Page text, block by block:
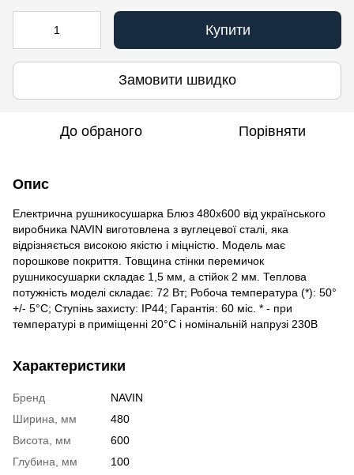
Купити
Замовити швидко
До обраного Порівняти
Опис
Електрична рушникосушарка Блюз 480х600 від українського
виробника NAVIN виготовлена з вуглецевої сталі, яка
відрізняється високою якістю і міцністю. Модель має
порошкове покриття. Товщина стінки перемичок
рушникосушарки складає 1,5 мм, а стійок 2 мм. Теплова
потужність моделі складає: 72 Вт; Робоча температура (*): 50°
+/- 5°C; Ступінь захисту: IP44; Гарантія: 60 міс. * - при
температурі в приміщенні 20°С і номінальній напрузі 230В
Характеристики
Бренд
NAVIN
Ширина, мм
480
Висота, мм
600
Глубина, мм
100